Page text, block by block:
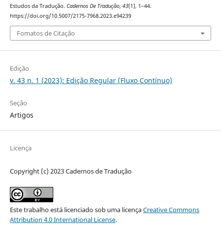
Estudos da Tradução. Cadernos De Tradução, 43(1), 1–44.
https://doi.org/10.5007/2175-7968.2023.e94239
Fomatos de Citação
Edição
v. 43 n. 1 (2023): Edição Regular (Fluxo Contínuo)
Seção
Artigos
Licença
Copyright (c) 2023 Cadernos de Tradução
Este trabalho está licenciado sob uma licençaCreative Commons
Attribution 4.0 International License.